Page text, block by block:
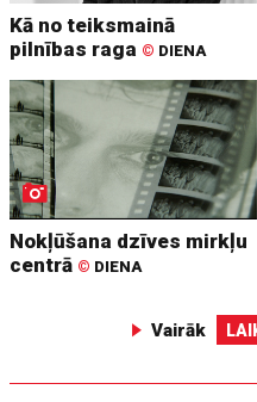
Kā no teiksmainā
pilnības raga © DIENA
Nokļūšana dzīves mirkļu
centrā © DIENA
Vairāk